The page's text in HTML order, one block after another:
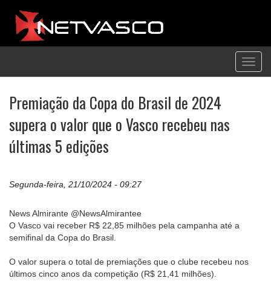
Premiação da Copa do Brasil de 2024
supera o valor que o Vasco recebeu nas
últimas 5 edições
Segunda-feira, 21/10/2024 - 09:27
News Almirante @NewsAlmirantee
O Vasco vai receber R$ 22,85 milhões pela campanha até a
semifinal da Copa do Brasil.
O valor supera o total de premiações que o clube recebeu nos
últimos cinco anos da competição (R$ 21,41 milhões).